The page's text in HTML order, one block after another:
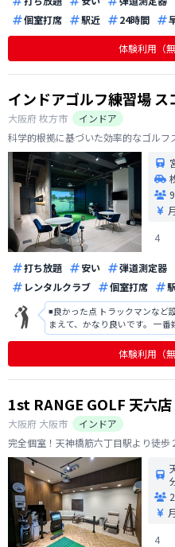
個室打席
駅近 24時間
体験利用（
インドアゴルフ練習場 ス
大阪府枚方市
インドア
科学的根拠に基づいた効率的なゴルフ
4
打ち放題 安い 弾道測定器
レンタルクラブ
個室打席
◾️良かった点 トラックマンな
まえて、かなり良いです。 一番嬉しかったのが、ワンポイントレッスン！
自分ではどうしようもない時
すぐに改善できた。 ◾️改善点 しかし、利用して思ったのが人工マットの交体験利用（
1st RANGE GOLF 天六店
大阪府 大阪市
インドア
完全個室！天神橋筋六丁目駅より徒歩
4